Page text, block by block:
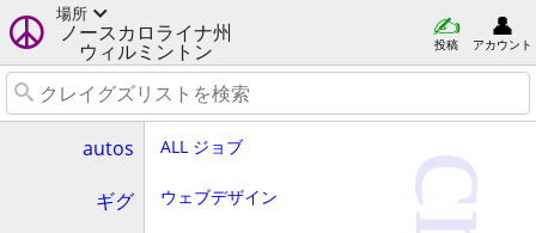
場所
ノースカロライナ州
ウィルミントン 投稿 アカウント
autos
ギグ
ALL ジョブ
ウェブデザイン